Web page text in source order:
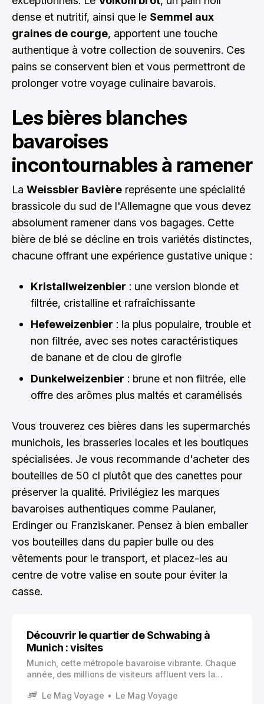
dense et nutritif, ainsi que le Semmel aux
graines de courge, apportent une touche
authentique à votre collection de souvenirs. Ces
pains se conservent bien et vous permettront de
prolonger votre voyage culinaire bavarois.
Les bières blanches
bavaroises
incontournables à ramener
La Weissbier Bavière représente une spécialité
brassicole du sud de l'Allemagne que vous devez
absolument ramener dans vos bagages. Cette
bière de blé se décline en trois variétés distinctes,
chacune offrant une expérience gustative unique :
Kristallweizenbier : une version blonde et
filtrée, cristalline et rafraîchissante
Hefeweizenbier : la plus populaire, trouble et
non filtrée, avec ses notes caractéristiques
de banane et de clou de girofle
Dunkelweizenbier : brune et non filtrée, elle
offre des arômes plus maltés et caramélisés
Vous trouverez ces bières dans les supermarchés
munichois, les brasseries locales et les boutiques
spécialisées. Je vous recommande d'acheter des
bouteilles de 50 cl plutôt que des canettes pour
préserver la qualité. Privilégiez les marques
bavaroises authentiques comme Paulaner,
Erdinger ou Franziskaner. Pensez à bien emballer
vos bouteilles dans du papier bulle ou des
vêtements pour le transport, et placez-les au
centre de votre valise en soute pour éviter la
casse.
Découvrir le quartier de Schwabing à
Munich : visites
Munich, cette métropole bavaroise vibrante. Chaque
année, des millions de visiteurs affluent vers la
toutes ses facettes : son patrimoine architectural,
Le Mag Voyage Le Mag Voyage